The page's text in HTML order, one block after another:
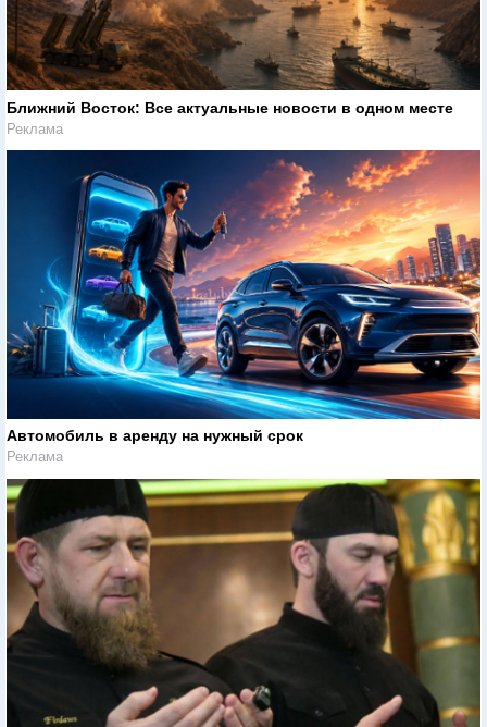
Ближний Восток: Все актуальные новости в одном месте
Реклама
Автомобиль в аренду на нужный срок
Реклама